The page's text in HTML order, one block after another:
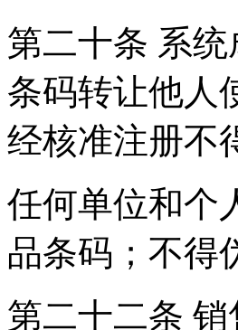
第二十条 系
条码转让他
经核准注册不
任何单位和个
品条码；不
第二十二条